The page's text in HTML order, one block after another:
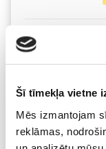
Šī tīmekļa vietne
Mēs izmantojam
reklāmas,
Dzemdību
lekciju cikls no
11.08 18:00-20:00